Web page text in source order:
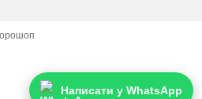
Написати у WhatsApp